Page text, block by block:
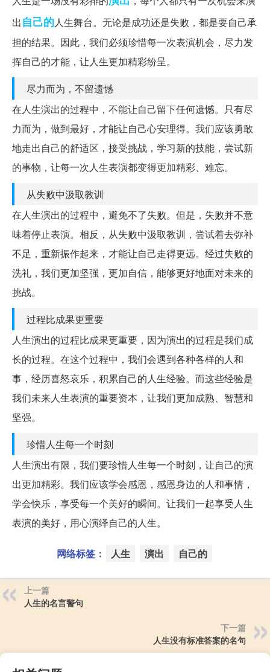
出自己的人生舞台。无论是成功还是失败，都是要自己承
担的结果。因此，我们必须珍惜每一次表演机会，尽力发
挥自己的才能，让人生更加精彩纷呈。
尽力而为，不留遗憾
在人生演出的过程中，不能让自己留下任何遗憾。只有尽
力而为，做到最好，才能让自己心安理得。我们应该勇敢
地走出自己的舒适区，接受挑战，学习新的技能，尝试新
的事物，让每一次人生表演都变得更加精彩、难忘。
从失败中汲取教训
在人生演出的过程中，避免不了失败。但是，失败并不意
味着停止表演。相反，从失败中汲取教训，尝试着去弥补
不足，重新振作起来，才能让自己走得更远。经过失败的
洗礼，我们更加坚强，更加自信，能够更好地面对未来的
挑战。
过程比成果更重要
人生演出的过程比成果更重要，因为演出的过程是我们成
长的过程。在这个过程中，我们会遇到各种各样的人和
事，经历喜怒哀乐，积累自己的人生经验。而这些经验是
我们未来人生表演的重要资本，让我们更加成熟、智慧和
坚强。
珍惜人生每一个时刻
人生演出有限，我们要珍惜人生每一个时刻，让自己的演
出更加精彩。我们应该学会感恩，感恩身边的人和事情，
学会快乐，享受每一个美好的瞬间。让我们一起享受人生
表演的美好，用心演绎自己的人生。
网络标签： 人生 演出 自己的
上一篇
人生的名言警句
下一篇
人生没有标准答案的名句